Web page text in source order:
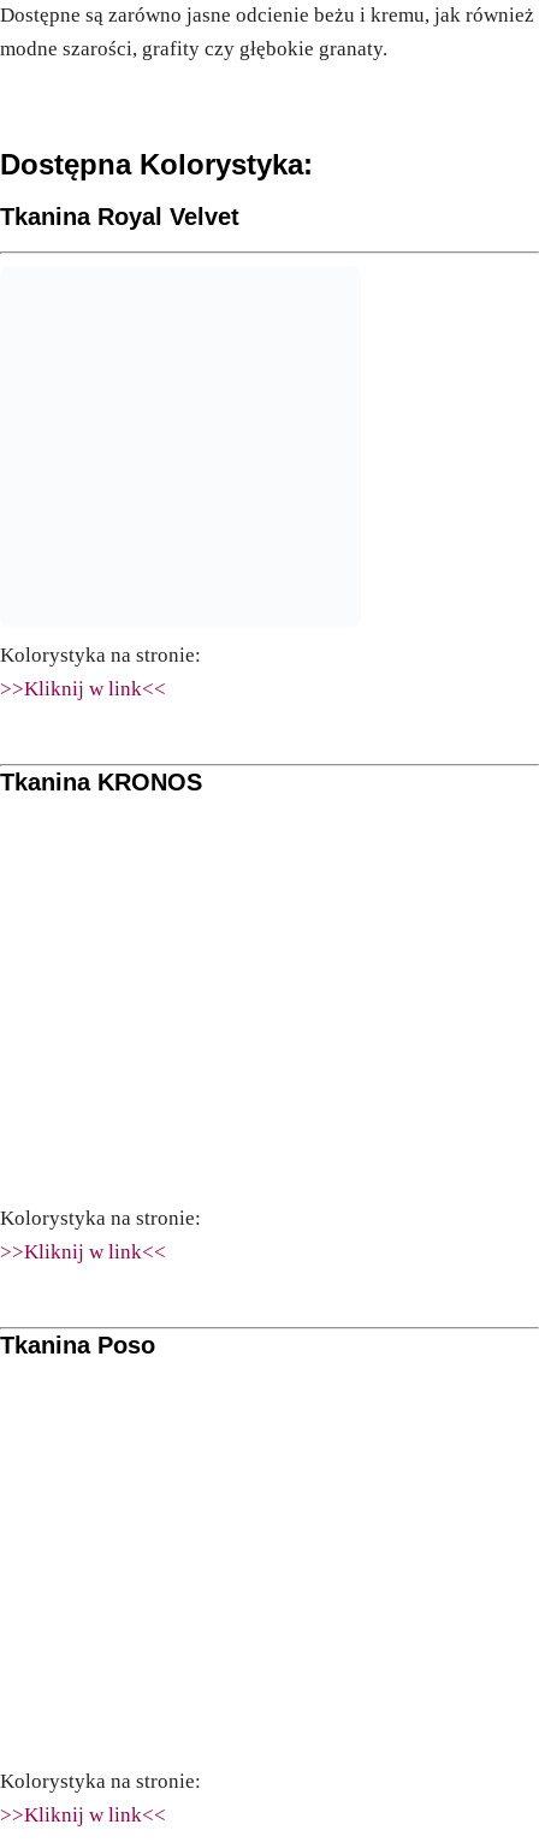
Dostępne są zarówno jasne odcienie beżu i kremu, jak również
modne szarości, grafity czy głębokie granaty.
Dostępna Kolorystyka:
Tkanina Royal Velvet
Kolorystyka na stronie:
>>Kliknij w link<<
Tkanina KRONOS
Kolorystyka na stronie:
>>Kliknij w link<<
Tkanina Poso
Kolorystyka na stronie:
>>Kliknij w link<<